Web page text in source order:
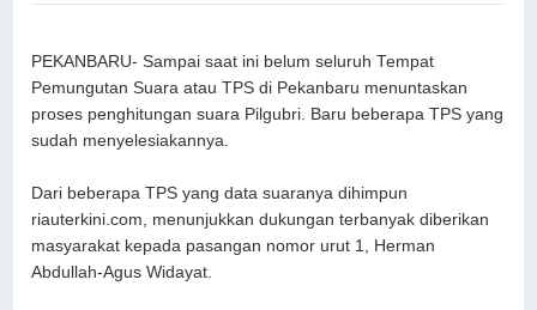
PEKANBARU-Sampai saat ini belum seluruh Tempat
Pemungutan Suara atau TPS di Pekanbaru menuntaskan
proses penghitungan suara Pilgubri. Baru beberapa TPS yang
sudah menyelesiakannya.
Dari beberapa TPS yang data suaranya dihimpun
riauterkini.com, menunjukkan dukungan terbanyak diberikan
masyarakat kepada pasangan nomor urut 1, Herman
Abdullah-Agus Widayat.